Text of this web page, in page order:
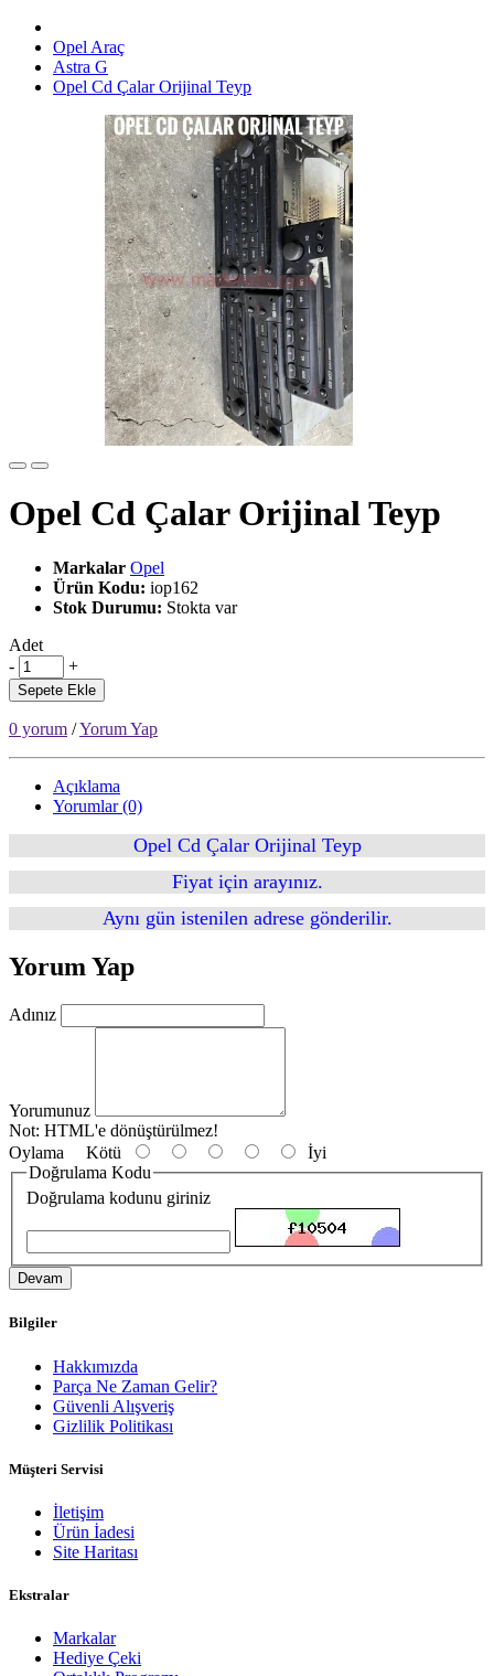
Opel Araç
Astra G
Opel Cd Çalar Orijinal Teyp
Opel Cd Çalar Orijinal Teyp
Markalar Opel
Ürün Kodu: iop162
Stok Durumu: Stokta var
Adet
-
+
Sepete Ekle
0 yorum /Yorum Yap
Açıklama
Yorumlar (0)
Opel Cd Çalar Orijinal Teyp
Fiyat için arayınız.
Aynı gün istenilen adrese gönderilir.
Yorum Yap
Adınız
Yorumunuz
Not: HTML'e dönüştürülmez!
Oylama Kötü
İyi
Doğrulama Kodu
Doğrulama kodunu giriniz
Devam
Bilgiler
Hakkımızda
Parça Ne Zaman Gelir?
Güvenli Alışveriş
Gizlilik Politikası
Müşteri Servisi
İletişim
Ürün İadesi
Site Haritası
Ekstralar
Markalar
Hediye Çeki